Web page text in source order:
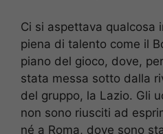
Ci si aspettava qualcosa
piena di talento come il
piano del gioco, dove,
stata messa sotto dalla
del gruppo, la Lazio. Gli
non sono riusciti ad
né a Roma, dove sono